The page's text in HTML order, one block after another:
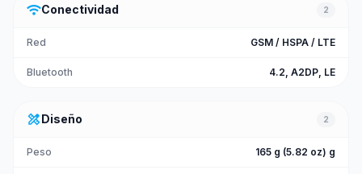
wifiConectividad 2
Red GSM / HSPA / LTE
Bluetooth 4.2, A2DP, LE
design_servicesDiseño 2
Peso 165 g (5.82 oz) g